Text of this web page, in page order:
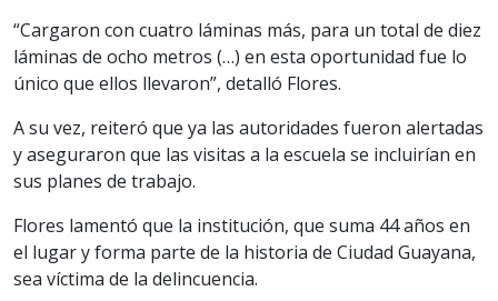
“Cargaron con cuatro láminas más, para un total de diez
láminas de ocho metros (…) en esta oportunidad fue lo
único que ellos llevaron”, detalló Flores.
A su vez, reiteró que ya las autoridades fueron alertadas
y aseguraron que las visitas a la escuela se incluirían en
sus planes de trabajo.
Flores lamentó que la institución, que suma 44 años en
el lugar y forma parte de la historia de Ciudad Guayana,
sea víctima de la delincuencia.